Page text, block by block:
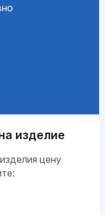
изделие
цену